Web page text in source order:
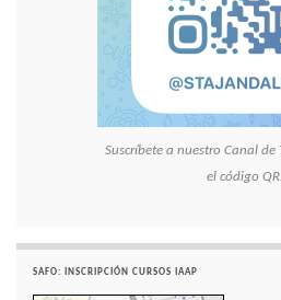
Suscríbete a nuestro Canal de
el código QR.
SAFO: INSCRIPCIÓN CURSOS IAAP